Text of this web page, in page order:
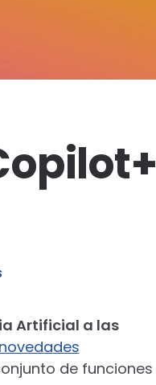
Artificial a las
de funciones